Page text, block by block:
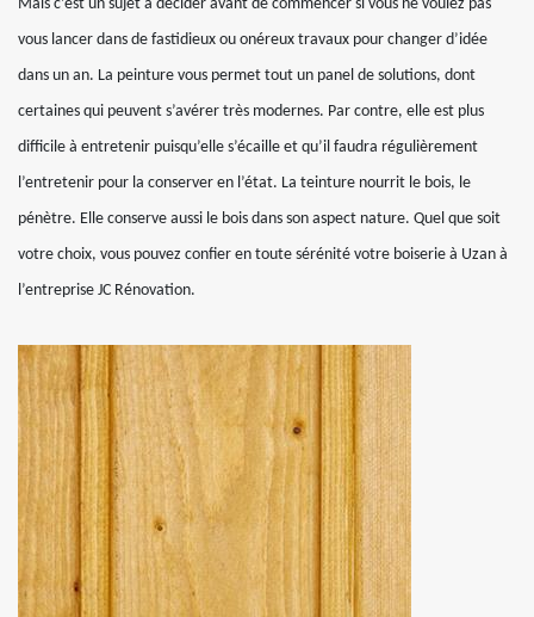
Mais c’est un sujet à décider avant de commencer si vous ne voulez pas
vous lancer dans de fastidieux ou onéreux travaux pour changer d’idée
dans un an. La peinture vous permet tout un panel de solutions, dont
certaines qui peuvent s’avérer très modernes. Par contre, elle est plus
difficile à entretenir puisqu’elle s’écaille et qu’il faudra régulièrement
l’entretenir pour la conserver en l’état. La teinture nourrit le bois, le
pénètre. Elle conserve aussi le bois dans son aspect nature. Quel que soit
votre choix, vous pouvez confier en toute sérénité votre boiserie à Uzan à
l’entreprise JC Rénovation.